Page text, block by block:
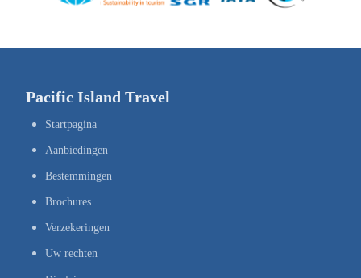
Pacific Island Travel
Startpagina
Aanbiedingen
Bestemmingen
Brochures
Verzekeringen
Uw rechten